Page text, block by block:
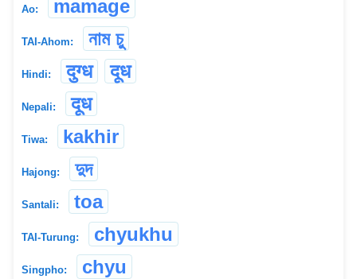
Ao: mamage
TAI-Ahom: নাম চু
Hindi: दुग्ध दूध
Nepali: दूध
Tiwa: kakhir
Hajong: দুদ
Santali: toa
TAI-Turung: chyukhu
Singpho: chyu